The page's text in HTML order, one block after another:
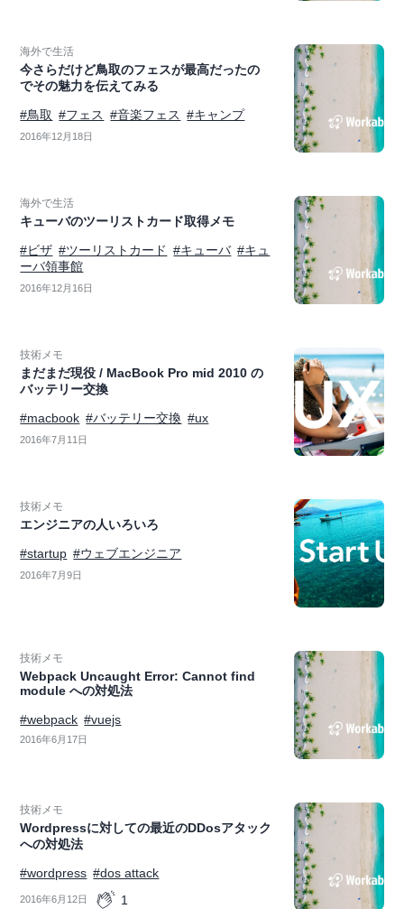
海外で生活
今さらだけど鳥取のフェスが最高だったの
でその魅力を伝えてみる
#鳥取 #フェス #音楽フェス #キャンプ
2016年12月18日
海外で生活
キューバのツーリストカード取得メモ
#ビザ #ツーリストカード #キューバ #キュ
ーバ領事館
2016年12月16日
技術メモ
まだまだ現役 / MacBook Pro mid 2010 の
バッテリー交換
#macbook #バッテリー交換 #ux
2016年7月11日
技術メモ
エンジニアの人いろいろ
#startup #ウェブエンジニア
2016年7月9日
技術メモ
Webpack Uncaught Error: Cannot find
module への対処法
#webpack #vuejs
2016年6月17日
技術メモ
Wordpressに対しての最近のDDosアタック
への対処法
#wordpress #dos attack
2016年6月12日 1